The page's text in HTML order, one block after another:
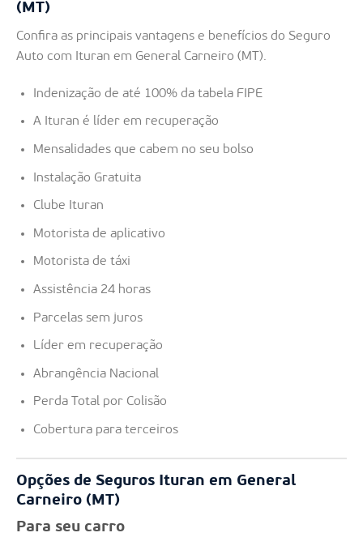
(MT)
Confira as principais vantagens e benefícios do Seguro
Auto com Ituran em General Carneiro (MT).
Indenização de até 100% da tabela FIPE
A Ituran é líder em recuperação
Mensalidades que cabem no seu bolso
Instalação Gratuita
Clube Ituran
Motorista de aplicativo
Motorista de táxi
Assistência 24 horas
Parcelas sem juros
Líder em recuperação
Abrangência Nacional
Perda Total por Colisão
Cobertura para terceiros
Opções de Seguros Ituran em General
Carneiro (MT)
Para seu carro